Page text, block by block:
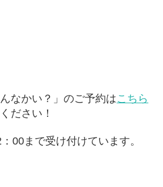
なかい？」のご予約はこちら
ださい！
00まで受け付けています。